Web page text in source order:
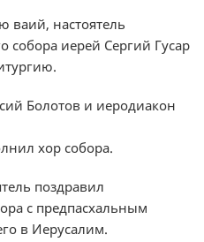
ваий, настоятель
собора иерей Сергий Гусар
Болотов и иеродиакон
хор собора.
поздравил
с предпасхальным
в Иерусалим.